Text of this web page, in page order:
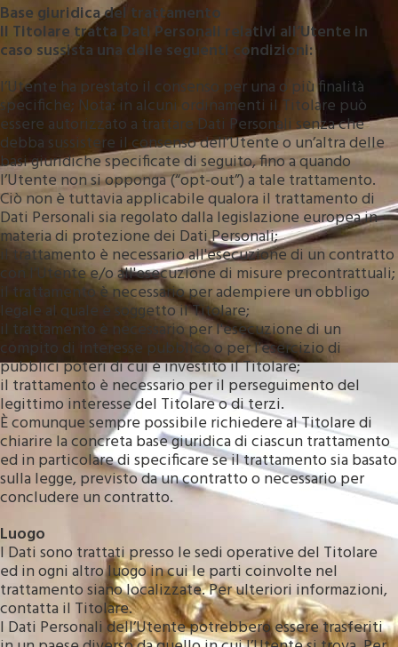
Base giuridica del trattamento
Il Titolare tratta Dati Personali relativi all’Utente in
caso sussista una delle seguenti condizioni:
l’Utente ha prestato il consenso per una o più finalità
specifiche; Nota: in alcuni ordinamenti il Titolare può
essere autorizzato a trattare Dati Personali senza che
debba sussistere il consenso dell’Utente o un’altra delle
basi giuridiche specificate di seguito, fino a quando
l’Utente non si opponga (“opt-out”) a tale trattamento.
Ciò non è tuttavia applicabile qualora il trattamento di
Dati Personali sia regolato dalla legislazione europea in
materia di protezione dei Dati Personali;
il trattamento è necessario all'esecuzione di un contratto
con l’Utente e/o all'esecuzione di misure precontrattuali;
il trattamento è necessario per adempiere un obbligo
legale al quale è soggetto il Titolare;
il trattamento è necessario per l'esecuzione di un
compito di interesse pubblico o per l'esercizio di
pubblici poteri di cui è investito il Titolare;
il trattamento è necessario per il perseguimento del
legittimo interesse del Titolare o di terzi.
È comunque sempre possibile richiedere al Titolare di
chiarire la concreta base giuridica di ciascun trattamento
ed in particolare di specificare se il trattamento sia basato
sulla legge, previsto da un contratto o necessario per
concludere un contratto.
Luogo
I Dati sono trattati presso le sedi operative del Titolare
ed in ogni altro luogo in cui le parti coinvolte nel
trattamento siano localizzate. Per ulteriori informazioni,
contatta il Titolare.
I Dati Personali dell’Utente potrebbero essere trasferiti